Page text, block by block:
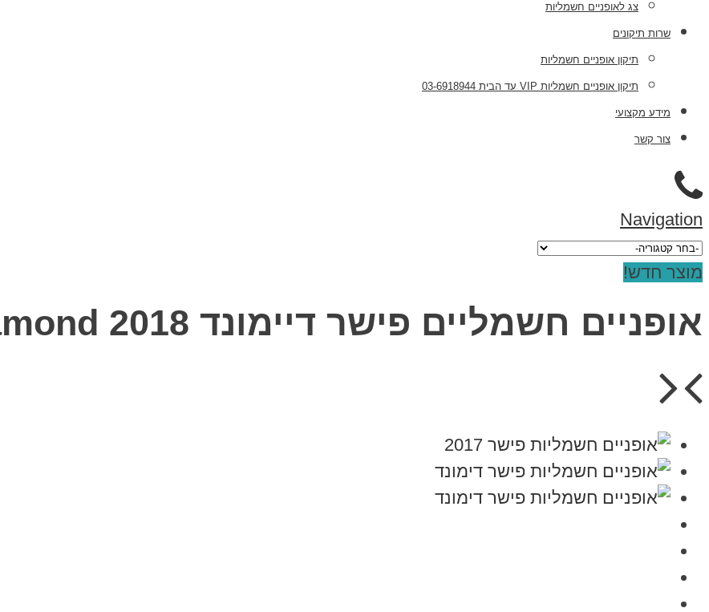
צג לאופניים חשמליות
שרות תיקונים
תיקון אופניים חשמליות
תיקון אופניים חשמליות VIP עד הבית 03-6918944
מידע מקצועי
צור קשר
Navigation
מוצר חדש!
אופניים חשמליים פישר דיימונד 2018 48V Fisher Diamond